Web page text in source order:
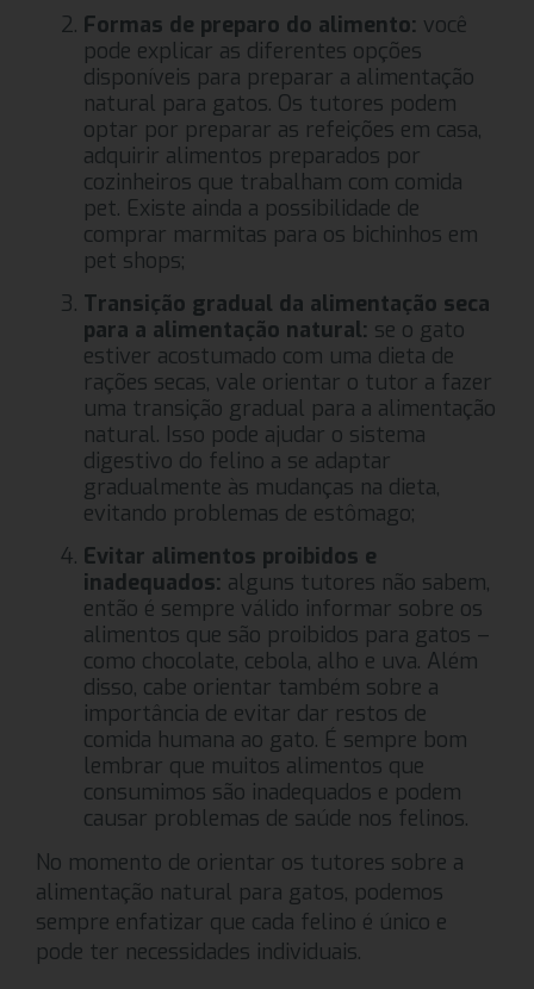
Formas de preparo do alimento: você
pode explicar as diferentes opções
disponíveis para preparar a alimentação
natural para gatos. Os tutores podem
optar por preparar as refeições em casa,
adquirir alimentos preparados por
cozinheiros que trabalham com comida
pet. Existe ainda a possibilidade de
comprar marmitas para os bichinhos em
pet shops;
Transição gradual da alimentação seca
para a alimentação natural: se o gato
estiver acostumado com uma dieta de
rações secas, vale orientar o tutor a fazer
uma transição gradual para a alimentação
natural. Isso pode ajudar o sistema
digestivo do felino a se adaptar
gradualmente às mudanças na dieta,
evitando problemas de estômago;
Evitar alimentos proibidos e
inadequados: alguns tutores não sabem,
então é sempre válido informar sobre os
alimentos que são proibidos para gatos –
como chocolate, cebola, alho e uva. Além
disso, cabe orientar também sobre a
importância de evitar dar restos de
comida humana ao gato. É sempre bom
lembrar que muitos alimentos que
consumimos são inadequados e podem
causar problemas de saúde nos felinos.
No momento de orientar os tutores sobre a
alimentação natural para gatos, podemos
sempre enfatizar que cada felino é único e
pode ter necessidades individuais.